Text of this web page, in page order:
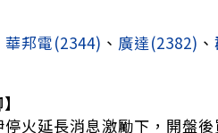
華邦電(2344) 、 廣達(2382) 、
火延長消息激勵下，開盤